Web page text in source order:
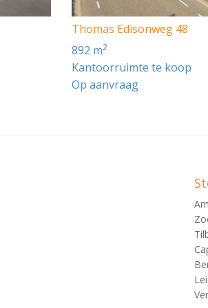
elektra. Huurder zal deze meters
Thomas Edisonweg 48
892 m2
Kantoorruimte te koop
Op aanvraag